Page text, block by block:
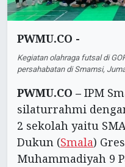
PWMU.CO -
Kegiatan olahraga futsal di
persahabatan di Smamsi,
PWMU.CO – IPM
silaturrahmi
2 sekolah yaitu
Dukun (Smala)
Muhammadiyah 9